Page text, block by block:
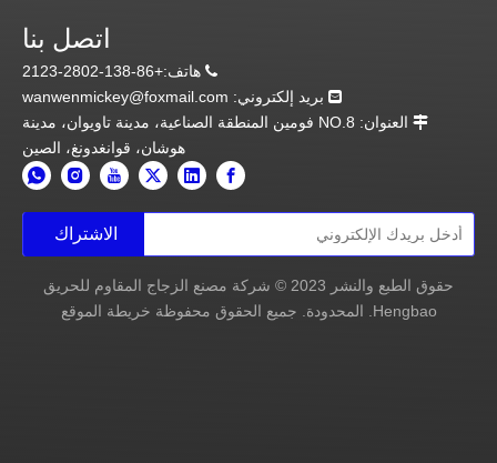
اتصل بنا
 هاتف:+86-138-2802-2123
 بريد إلكتروني: wanwenmickey@foxmail.com

العنوان: NO.8 فومين المنطقة الصناعية، مدينة تاويوان، مدينة
هوشان، قوانغدونغ، الصين
الاشتراك
حقوق الطبع والنشر 2023 © شركة مصنع الزجاج المقاوم للحريق
Hengbao. المحدودة. جميع الحقوق محفوظة
خريطة الموقع